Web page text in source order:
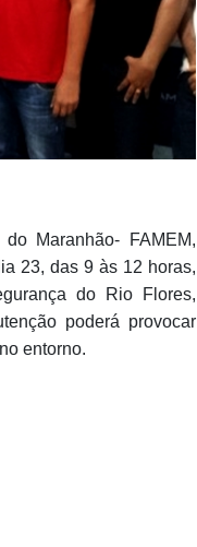
Maranhão- FAMEM,
23, das 9 às 12 horas,
do Rio Flores,
poderá provocar
entorno.